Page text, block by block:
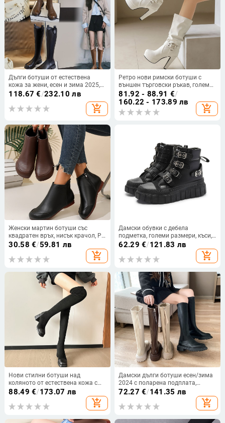
Дълги ботуши от естествена
кожа за жени, есен и зима 2025,
нови ретро ботуши с V-образен
изрез, дамски ботуши за езда,
ежедневни, универсални, тънки
118.67 €/232.10 лв
add_shopping_cart
Ретро нови римски ботуши с
външен търговски ръкав, големи
размери, ботуши с катарама,
ботуши на висок ток 4, дебели
бели дамски ботуши
81.92 - 88.91 €/
160.22 - 173.89 лв
add_shopping_cart
Женски мартин ботуши със
квадратен връх, нисък крачол, PU
горна част и гумена подметка,
30.58 €/59.81 лв
add_shopping_cart
Дамски обувки с дебела
подметка, големи размери, къси,
черни, нови ботуши Martin с
метална катарама, декоративни
спортни ежедневни обувки
62.29 €/121.83 лв
add_shopping_cart
Нови стилни ботуши над
коляното от естествена кожа с
дебел ток, водоустойчива
платформа и кадифе с овчи
сухожилия, четиристранни
ботуши за жени
88.49 €/173.07 лв
add_shopping_cart
Дамски дълги ботуши есен/зима
2024 с поларена подплата,
еластични ботуши, тънък дебел
ток, кръгли ботуши до коляното,
високи ботуши до коляното
72.27 €/141.35 лв
add_shopping_cart